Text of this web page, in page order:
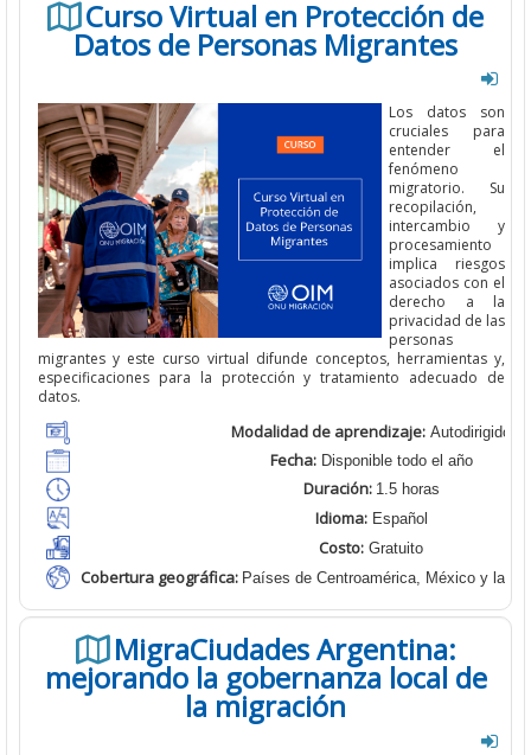
Curso Virtual en Protección de
Datos de Personas Migrantes
Los datos son
cruciales para
entender el
fenómeno
migratorio. Su
recopilación,
intercambio y
procesamiento
implica riesgos
asociados con el
derecho a la
privacidad de las
personas
migrantes y este curso virtual difunde conceptos, herramientas y,
especificaciones para la protección y tratamiento adecuado de
datos.
Modalidad de aprendizaje: Autodirigido
Fecha:Disponible todo el año
Duración: 1.5 horas
Idioma:Español
Costo: Gratuito
Cobertura geográfica: Países de Centroamérica, México y la
MigraCiudades Argentina:
mejorando la gobernanza local de
la migración